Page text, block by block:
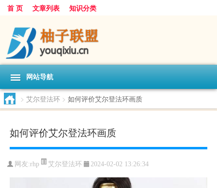
首 页 文章列表 知识分类
网站导航
> 艾尔登法环 > 如何评价艾尔登法环画质
如何评价艾尔登法环画质
网友:rhp 艾尔登法环 2024-02-02 13:26:34